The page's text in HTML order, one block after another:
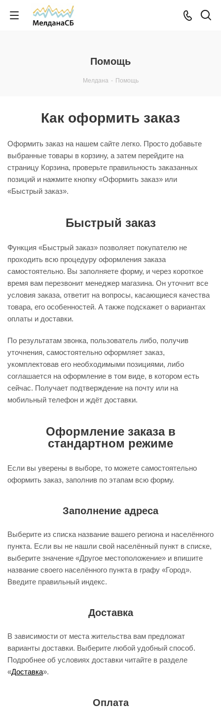
Помощь
Мелдана - Помощь
Как оформить заказ
Оформить заказ на нашем сайте легко. Просто добавьте
выбранные товары в корзину, а затем перейдите на
страницу Корзина, проверьте правильность заказанных
позиций и нажмите кнопку «Оформить заказ» или
«Быстрый заказ».
Быстрый заказ
Функция «Быстрый заказ» позволяет покупателю не
проходить всю процедуру оформления заказа
самостоятельно. Вы заполняете форму, и через короткое
время вам перезвонит менеджер магазина. Он уточнит все
условия заказа, ответит на вопросы, касающиеся качества
товара, его особенностей. А также подскажет о вариантах
оплаты и доставки.
По результатам звонка, пользователь либо, получив
уточнения, самостоятельно оформляет заказ,
укомплектовав его необходимыми позициями, либо
соглашается на оформление в том виде, в котором есть
сейчас. Получает подтверждение на почту или на
мобильный телефон и ждёт доставки.
Оформление заказа в
стандартном режиме
Если вы уверены в выборе, то можете самостоятельно
оформить заказ, заполнив по этапам всю форму.
Заполнение адреса
Выберите из списка название вашего региона и населённого
пункта. Если вы не нашли свой населённый пункт в списке,
выберите значение «Другое местоположение» и впишите
название своего населённого пункта в графу «Город».
Введите правильный индекс.
Доставка
В зависимости от места жительства вам предложат
варианты доставки. Выберите любой удобный способ.
Подробнее об условиях доставки читайте в разделе
«Доставка».
Оплата